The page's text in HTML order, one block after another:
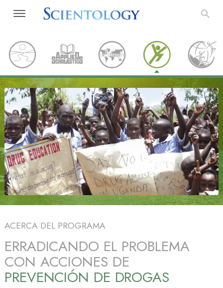
ACERCA DEL PROGRAMA
ERRADICANDO EL PROBLEMA
CON ACCIONES DE
PREVENCIÓN DE DROGAS